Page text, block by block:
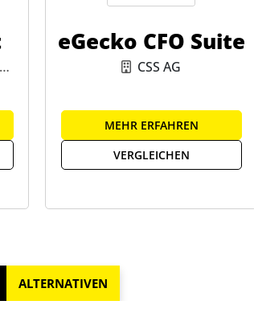
eGecko CFO Suite
CSS AG
MEHR ERFAHREN
VERGLEICHEN
ALTERNATIVEN